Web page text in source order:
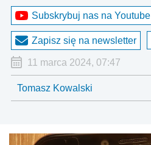
Subskrybuj nas na Youtube
Zapisz się na newsletter
11 marca 2024, 07:47
Tomasz Kowalski